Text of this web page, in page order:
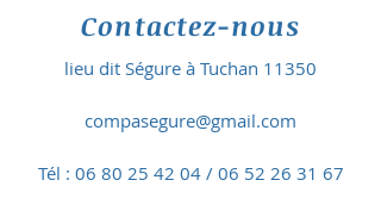
Contactez-nous
lieu dit Ségure à Tuchan 11350
compasegure@gmail.com
Tél : 06 80 25 42 04/ 06 52 26 31 67